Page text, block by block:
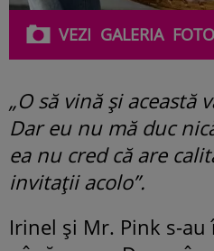
VEZI GALERIAFOTO
„O să vină și această
Dar eu nu mă duc
ea nu cred că are
invitații acolo”.
Irinel și Mr. Pink s-